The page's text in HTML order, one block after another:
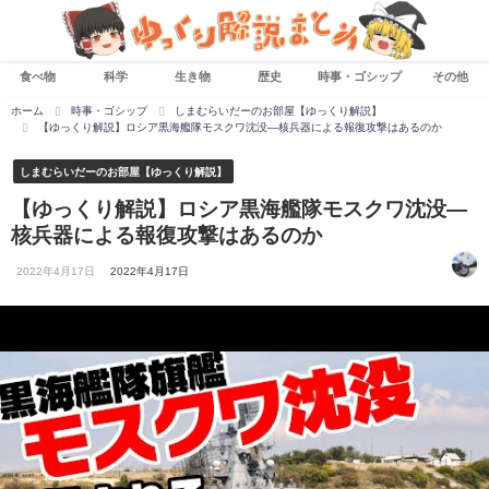
食べ物 科学 生き物 歴史 時事・ゴシップ その他
ホーム 時事・ゴシップ
しまむらいだーのお部屋【ゆっくり解説】
【ゆっくり解説】ロシア黒海艦隊モスクワ沈没―核兵器による報復攻撃はあるのか
しまむらいだーのお部屋【ゆっくり解説】
【ゆっくり解説】ロシア黒海艦隊モスクワ沈没―
核兵器による報復攻撃はあるのか
2022年4月17日 2022年4月17日